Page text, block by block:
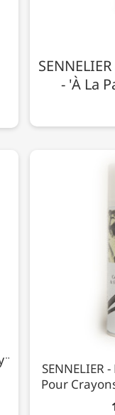
- 'À La
SENNELIER
Pour